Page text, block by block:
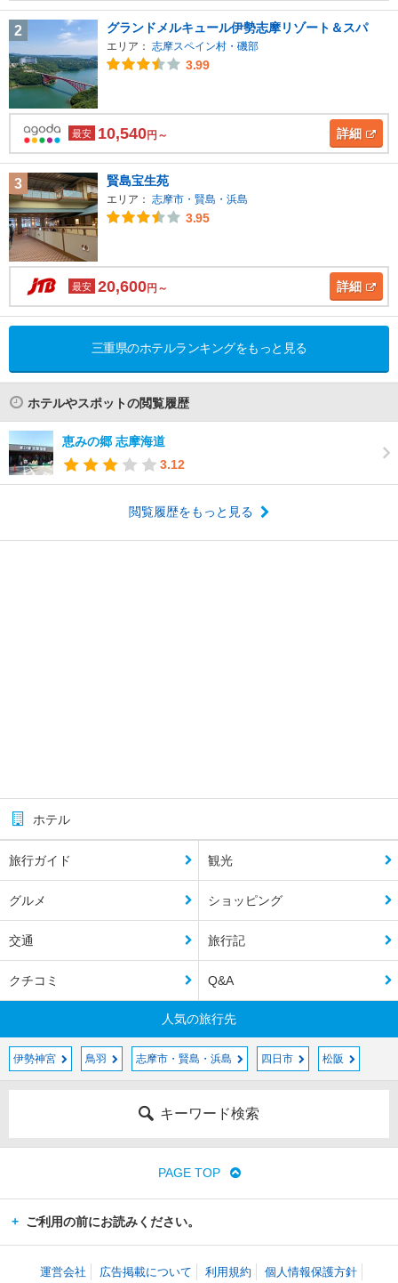
2 グランドメルキュール伊勢志摩リゾート＆スパ
エリア： 志摩スペイン村・磯部
3.99
最安 10,540円～ 詳細
3 賢島宝生苑
エリア： 志摩市・賢島・浜島
3.95
最安 20,600円～ 詳細
三重県のホテルランキングをもっと見る
ホテルやスポットの閲覧履歴
恵みの郷 志摩海道
3.12
閲覧履歴をもっと見る
ホテル
旅行ガイド 観光
グルメ ショッピング
交通 旅行記
クチコミ Q&A
人気の旅行先
伊勢神宮 鳥羽 志摩市・賢島・浜島 四日市 松阪
キーワード検索
PAGE TOP
ご利用の前にお読みください。
運営会社 広告掲載について 利用規約 個人情報保護方針